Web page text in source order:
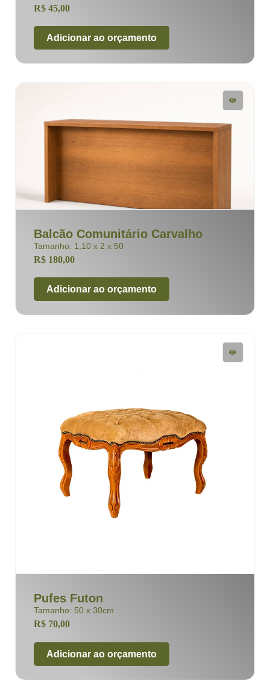
R$ 45,00
Adicionar ao orçamento
Balcão Comunitário Carvalho
Tamanho: 1,10 x 2 x 50
R$ 180,00
Adicionar ao orçamento
Pufes Futon
Tamanho: 50 x 30cm
R$ 70,00
Adicionar ao orçamento